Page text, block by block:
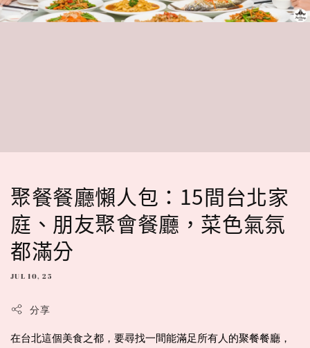
聚餐餐廳懶人包：15間台北家
庭、朋友聚會餐廳，菜色氣氛
都滿分
JUL 10, 25
分享
在台北這個美食之都，要尋找一間能滿足所有人的聚餐餐廳，